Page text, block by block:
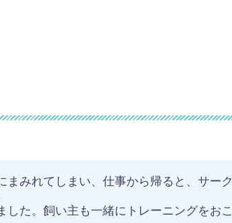
まみれてしまい、仕事から帰ると、サーク
た。飼い主も一緒にトレーニングをおこ